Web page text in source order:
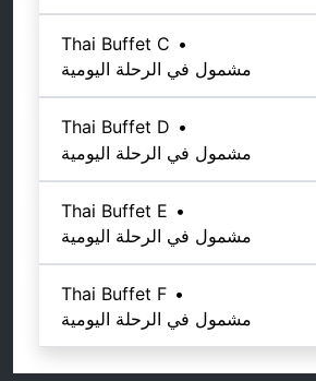
Thai Buffet C •
مشمول في الرحلة اليومية
Thai Buffet D •
مشمول في الرحلة اليومية
Thai Buffet E •
مشمول في الرحلة اليومية
Thai Buffet F •
مشمول في الرحلة اليومية